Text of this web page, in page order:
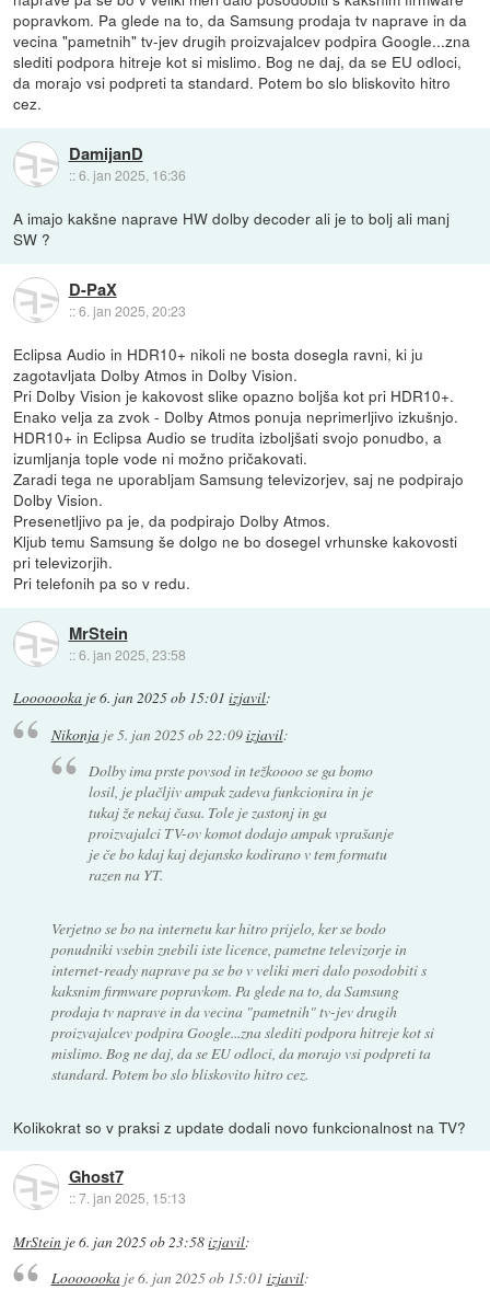
popravkom. Pa glede na to, da Samsung prodaja tv naprave in da
vecina "pametnih" tv-jev drugih proizvajalcev podpira Google...zna
slediti podpora hitreje kot si mislimo. Bog ne daj, da se EU odloci,
da morajo vsi podpreti ta standard. Potem bo slo bliskovito hitro
cez.
DamijanD
::6. jan 2025, 16:36
A imajo kakšne naprave HW dolby decoder ali je to bolj ali manj
SW ?
D-PaX
::6. jan 2025, 20:23
Eclipsa Audio in HDR10+ nikoli ne bosta dosegla ravni, ki ju
zagotavljata Dolby Atmos in Dolby Vision.
Pri Dolby Vision je kakovost slike opazno boljša kot pri HDR10+.
Enako velja za zvok - Dolby Atmos ponuja neprimerljivo izkušnjo.
HDR10+ in Eclipsa Audio se trudita izboljšati svojo ponudbo, a
izumljanja tople vode ni možno pričakovati.
Zaradi tega ne uporabljam Samsung televizorjev, saj ne podpirajo
Dolby Vision.
Presenetljivo pa je, da podpirajo Dolby Atmos.
Kljub temu Samsung še dolgo ne bo dosegel vrhunske kakovosti
pri televizorjih.
Pri telefonih pa so v redu.
MrStein
::6. jan 2025, 23:58
Looooooka je6. jan 2025 ob 15:01 izjavil:
Nikonjaje5. jan 2025 ob 22:09izjavil:
Dolby ima prste povsod in težkoooo se ga bomo
losil, je plačljiv ampak zadeva funkcionira in je
tukaj že nekaj časa. Tole je zastonj in ga
proizvajalci TV-ov komot dodajo ampak vprašanje
je če bo kdaj kaj dejansko kodirano v tem formatu
razen na YT.
Verjetno se bo na internetu kar hitro prijelo, ker se bodo
ponudniki vsebin znebili iste licence, pametne televizorje in
internet-ready naprave pa se bo v veliki meri dalo posodobiti s
kaksnim firmware popravkom. Pa glede na to, da Samsung
prodaja tv naprave in da vecina "pametnih" tv-jev drugih
proizvajalcev podpira Google...zna slediti podpora hitreje kot si
mislimo. Bog ne daj, da se EU odloci, da morajo vsi podpreti ta
standard. Potem bo slo bliskovito hitro cez.
Kolikokrat so v praksi z update dodali novo funkcionalnost na TV?
Ghost7
::7. jan 2025, 15:13
MrStein je6. jan 2025 ob 23:58izjavil:
Looooookaje6. jan 2025 ob 15:01 izjavil: